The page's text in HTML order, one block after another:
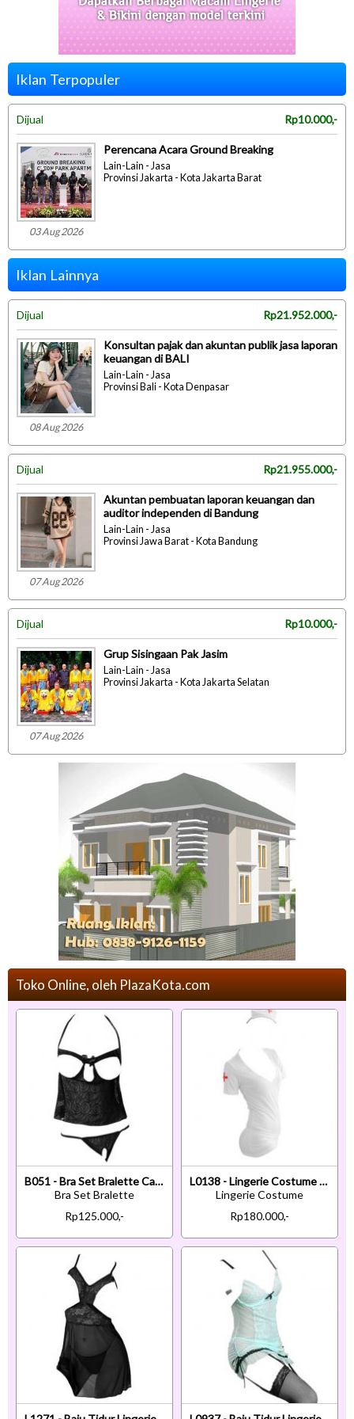
Iklan Terpopuler
Dijual Rp10.000,-
03 Aug 2026
Perencana Acara Ground Breaking
Lain-Lain - Jasa
Provinsi Jakarta - Kota Jakarta Barat
Iklan Lainnya
Dijual Rp21.952.000,-
08 Aug 2026
Konsultan pajak dan akuntan publik jasa laporan
keuangan di BALI
Lain-Lain - Jasa
Provinsi Bali - Kota Denpasar
Dijual Rp21.955.000,-
07 Aug 2026
Akuntan pembuatan laporan keuangan dan
auditor independen di Bandung
Lain-Lain - Jasa
Provinsi Jawa Barat - Kota Bandung
Dijual Rp10.000,-
07 Aug 2026
Grup Sisingaan Pak Jasim
Lain-Lain - Jasa
Provinsi Jakarta - Kota Jakarta Selatan
Toko Online, oleh PlazaKota.com
B051 - Bra Set Bralette Cami Halter Open Cup Hitam Celana Dalam Crotchless
Bra Set Bralette
Rp125.000,-
L0138 - Lingerie Costume Cosplay Nurse Suster Perawat Putih Topi
Lingerie Costume
Rp180.000,-